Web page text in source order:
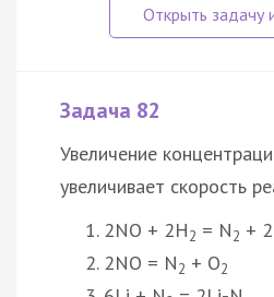
Задача 82
Увеличение
увеличивает скорость
2NO + 2H2 = N2 +
2NO = N2 + O2